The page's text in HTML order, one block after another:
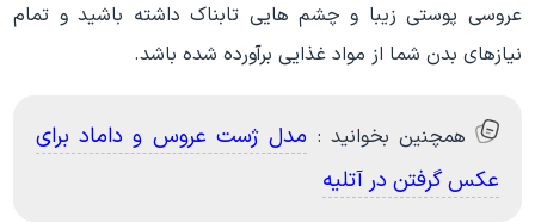
عروسی پوستی زیبا و چشم هایی تابناک داشته باشید و تمام
نیازهای بدن شما از مواد غذایی برآورده شده باشد.
همچنین بخوانید : مدل ژست عروس و داماد برای
عکس گرفتن در آتلیه